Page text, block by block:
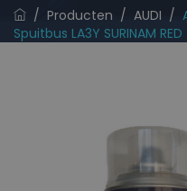
/ Producten / AUDI /
Spuitbus LA3Y SURINAM